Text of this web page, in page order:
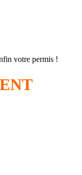
votre permis !